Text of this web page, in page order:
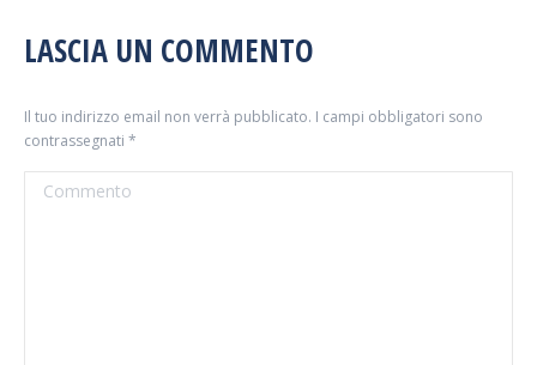
LASCIA UN COMMENTO
Il tuo indirizzo email non verrà pubblicato. I campi obbligatori sono
contrassegnati *
Commento